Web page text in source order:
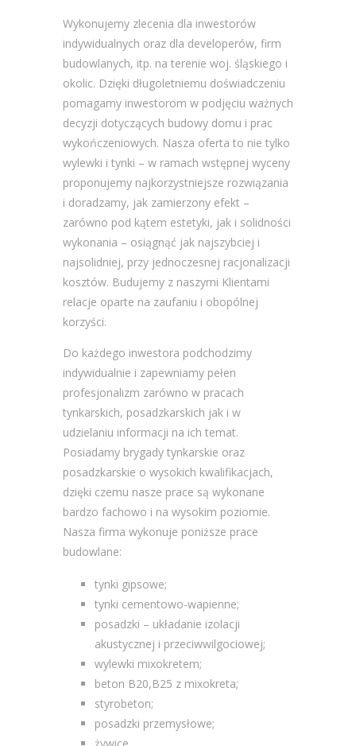
Wykonujemy zlecenia dla inwestorów
indywidualnych oraz dla developerów, firm
budowlanych, itp. na terenie woj. śląskiego i
okolic. Dzięki długoletniemu doświadczeniu
pomagamy inwestorom w podjęciu ważnych
decyzji dotyczących budowy domu i prac
wykończeniowych. Nasza oferta to nie tylko
wylewki i tynki – w ramach wstępnej wyceny
proponujemy najkorzystniejsze rozwiązania
i doradzamy, jak zamierzony efekt –
zarówno pod kątem estetyki, jak i solidności
wykonania – osiągnąć jak najszybciej i
najsolidniej, przy jednoczesnej racjonalizacji
kosztów. Budujemy z naszymi Klientami
relacje oparte na zaufaniu i obopólnej
korzyści.
Do każdego inwestora podchodzimy
indywidualnie i zapewniamy pełen
profesjonalizm zarówno w pracach
tynkarskich, posadzkarskich jak i w
udzielaniu informacji na ich temat.
Posiadamy brygady tynkarskie oraz
posadzkarskie o wysokich kwalifikacjach,
dzięki czemu nasze prace są wykonane
bardzo fachowo i na wysokim poziomie.
Nasza firma wykonuje poniższe prace
budowlane:
tynki gipsowe;
tynki cementowo-wapienne;
posadzki – układanie izolacji
akustycznej i przeciwwilgociowej;
wylewki mixokretem;
beton B20,B25 z mixokreta;
styrobeton;
posadzki przemysłowe;